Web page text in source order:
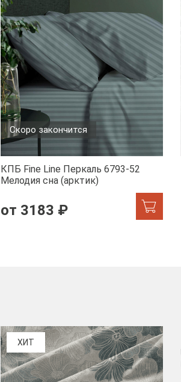
Скоро закончится
КПБ Fine Line Перкаль 6793-52
Мелодия сна (арктик)
от 3183 ₽
ХИТ